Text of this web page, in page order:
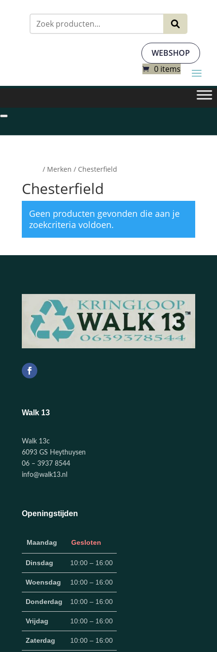
WEBSHOP
0 items
/ Merken / Chesterfield
Chesterfield
Geen producten gevonden die aan je
zoekcriteria voldoen.
Walk 13
Walk 13c
6093 GS Heythuysen
06 – 3937 8544
info@walk13.nl
Openingstijden
Maandag Gesloten
Dinsdag 10:00 – 16:00
Woensdag 10:00 – 16:00
Donderdag 10:00 – 16:00
Vrijdag 10:00 – 16:00
Zaterdag 10:00 – 16:00